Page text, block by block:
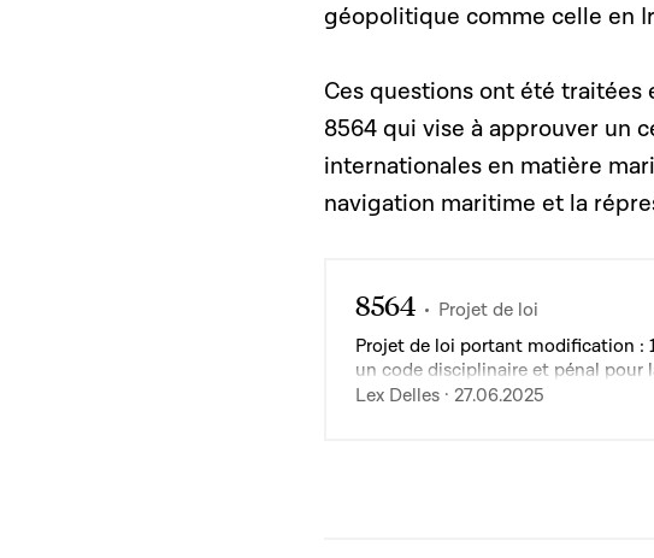
géopolitique comme celle en
Ces questions ont été
8564 qui vise à approuver un
internationales en matière
navigation maritime et la
8564 Projet de loi
Projet de loi portant modification :
un code disciplinaire et pénal pour
du 9 novembre 1990 portant
Lex Delles · 27.06.2025